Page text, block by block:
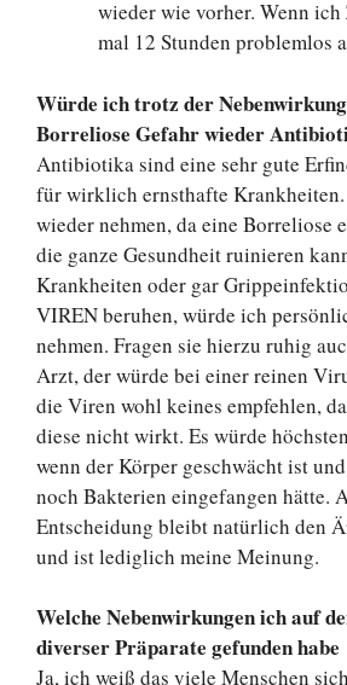
wieder wie vorher. Wenn ich
mal 12 Stunden problemlos
Würde ich trotz der
Borreliose Gefahr wieder
Antibiotika sind eine sehr gute
für wirklich ernsthafte Krankheiten.
wieder nehmen, da eine Borreliose
die ganze Gesundheit ruinieren
Krankheiten oder gar
VIREN beruhen, würde ich
nehmen. Fragen sie hierzu ruhig
Arzt, der würde bei einer reinen
die Viren wohl keines empfehlen,
diese nicht wirkt. Es würde
wenn der Körper geschwächt ist
noch Bakterien eingefangen hätte.
Entscheidung bleibt natürlich den
und ist lediglich meine Meinung.
Welche Nebenwirkungen ich auf
diverser Präparate gefunden habe
Ja, ich weiß das viele Menschen